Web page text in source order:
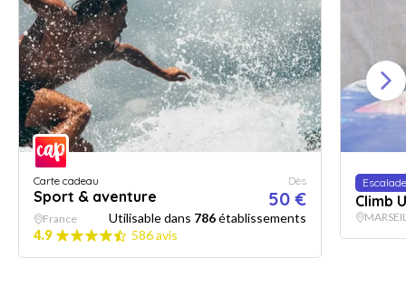
Carte cadeau
Sport & aventure
Dès
50 €
France Utilisable dans 786établissements
4.9
586 avis
Escalade
Climb